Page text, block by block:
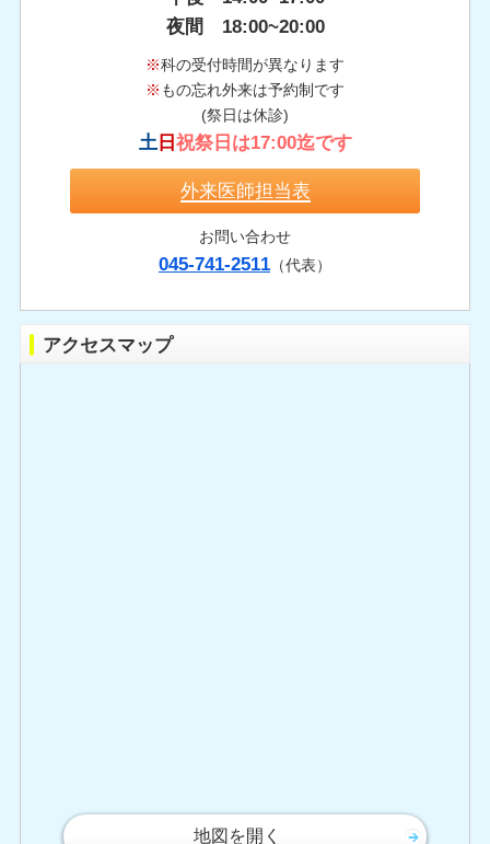
夜間 18:00~20:00
※科の受付時間が異なります
※ もの忘れ外来は予約制です
(祭日は休診)
土日祝祭日は17:00迄です
外来医師担当表
お問い合わせ
045-741-2511 （代表）
アクセスマップ
地図を開く